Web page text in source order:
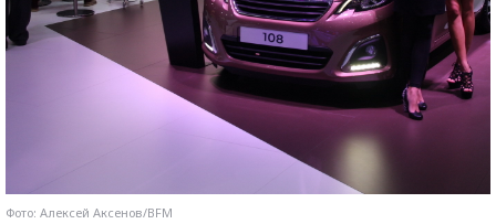
Фото: Алексей Аксенов/BFM